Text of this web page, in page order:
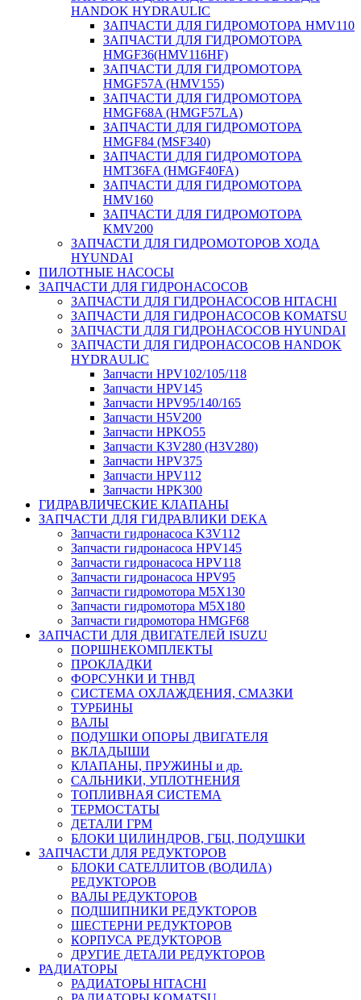
HANDOK HYDRAULIC
ЗАПЧАСТИ ДЛЯ ГИДРОМОТОРА HMV110
ЗАПЧАСТИ ДЛЯ ГИДРОМОТОРА
HMGF36(HMV116HF)
ЗАПЧАСТИ ДЛЯ ГИДРОМОТОРА
HMGF57A (HMV155)
ЗАПЧАСТИ ДЛЯ ГИДРОМОТОРА
HMGF68A (HMGF57LA)
ЗАПЧАСТИ ДЛЯ ГИДРОМОТОРА
HMGF84 (MSF340)
ЗАПЧАСТИ ДЛЯ ГИДРОМОТОРА
HMT36FA (HMGF40FA)
ЗАПЧАСТИ ДЛЯ ГИДРОМОТОРА
HMV160
ЗАПЧАСТИ ДЛЯ ГИДРОМОТОРА
KMV200
ЗАПЧАСТИ ДЛЯ ГИДРОМОТОРОВ ХОДА
HYUNDAI
ПИЛОТНЫЕ НАСОСЫ
ЗАПЧАСТИ ДЛЯ ГИДРОНАСОСОВ
ЗАПЧАСТИ ДЛЯ ГИДРОНАСОСОВ HITACHI
ЗАПЧАСТИ ДЛЯ ГИДРОНАСОСОВ KOMATSU
ЗАПЧАСТИ ДЛЯ ГИДРОНАСОСОВ HYUNDAI
ЗАПЧАСТИ ДЛЯ ГИДРОНАСОСОВ HANDOK
HYDRAULIC
Запчасти HPV102/105/118
Запчасти HPV145
Запчасти HPV95/140/165
Запчасти H5V200
Запчасти HPKO55
Запчасти K3V280 (H3V280)
Запчасти HPV375
Запчасти HPV112
Запчасти HPK300
ГИДРАВЛИЧЕСКИЕ КЛАПАНЫ
ЗАПЧАСТИ ДЛЯ ГИДРАВЛИКИ DEKA
Запчасти гидронасоса K3V112
Запчасти гидронасоса HPV145
Запчасти гидронасоса HPV118
Запчасти гидронасоса HPV95
Запчасти гидромотора M5X130
Запчасти гидромотора M5X180
Запчасти гидромотора HMGF68
ЗАПЧАСТИ ДЛЯ ДВИГАТЕЛЕЙ ISUZU
ПОРШНЕКОМПЛЕКТЫ
ПРОКЛАДКИ
ФОРСУНКИ И ТНВД
СИСТЕМА ОХЛАЖДЕНИЯ, СМАЗКИ
ТУРБИНЫ
ВАЛЫ
ПОДУШКИ ОПОРЫ ДВИГАТЕЛЯ
ВКЛАДЫШИ
КЛАПАНЫ, ПРУЖИНЫ и др.
САЛЬНИКИ, УПЛОТНЕНИЯ
ТОПЛИВНАЯ СИСТЕМА
ТЕРМОСТАТЫ
ДЕТАЛИ ГРМ
БЛОКИ ЦИЛИНДРОВ, ГБЦ, ПОДУШКИ
ЗАПЧАСТИ ДЛЯ РЕДУКТОРОВ
БЛОКИ САТЕЛЛИТОВ (ВОДИЛА)
РЕДУКТОРОВ
ВАЛЫ РЕДУКТОРОВ
ПОДШИПНИКИ РЕДУКТОРОВ
ШЕСТЕРНИ РЕДУКТОРОВ
КОРПУСА РЕДУКТОРОВ
ДРУГИЕ ДЕТАЛИ РЕДУКТОРОВ
РАДИАТОРЫ
РАДИАТОРЫ HITACHI